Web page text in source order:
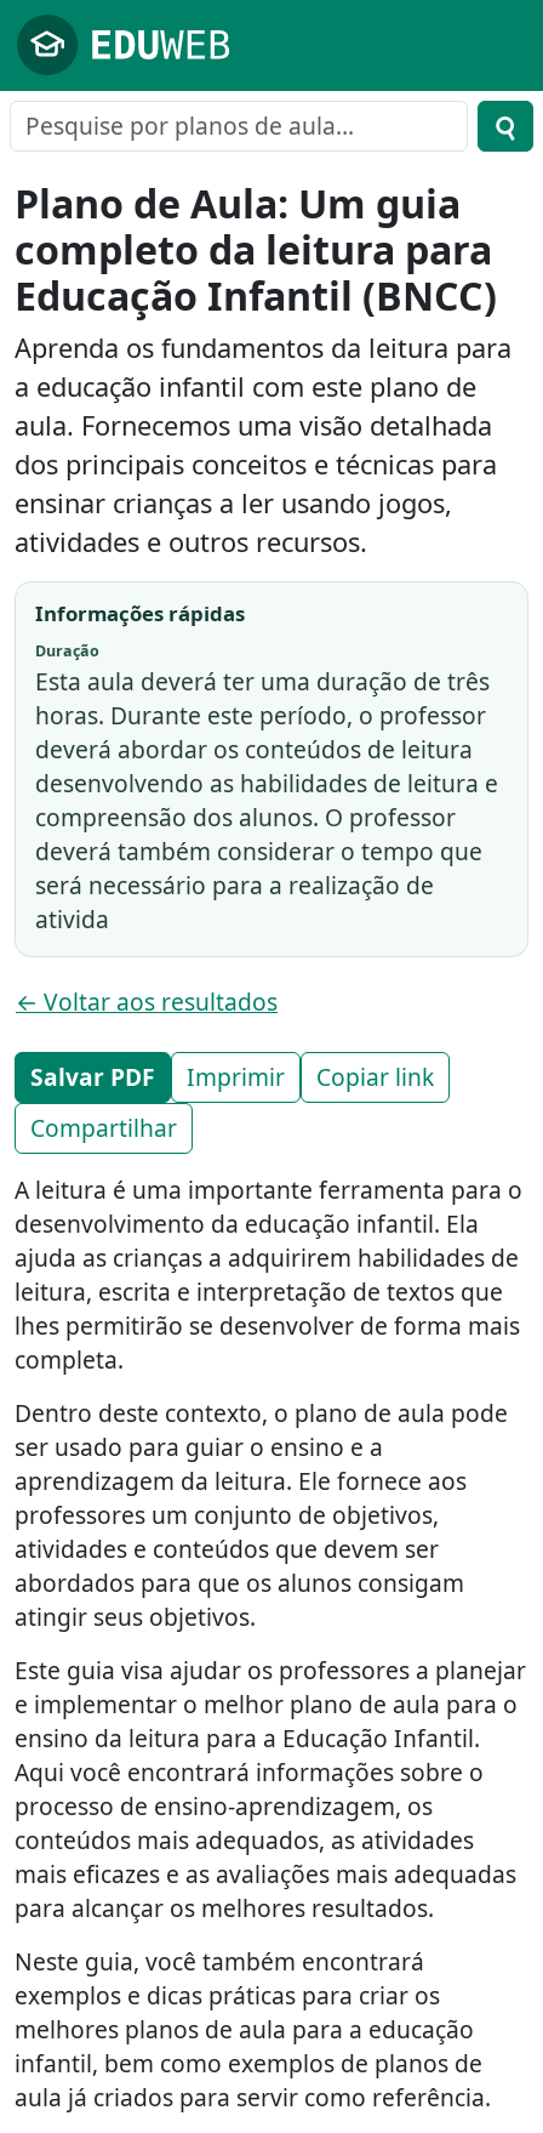
Pular para o conteúdo principal
Plano de Aula: Um guia
completo da leitura para
Educação Infantil (BNCC)
Aprenda os fundamentos da leitura para
a educação infantil com este plano de
aula. Fornecemos uma visão detalhada
dos principais conceitos e técnicas para
ensinar crianças a ler usando jogos,
atividades e outros recursos.
Informações rápidas
Duração
Esta aula deverá ter uma duração de três
horas. Durante este período, o professor
deverá abordar os conteúdos de leitura
desenvolvendo as habilidades de leitura e
compreensão dos alunos. O professor
deverá também considerar o tempo que
será necessário para a realização de
ativida
← Voltar aos resultados
Salvar PDF Imprimir
Copiar link
Compartilhar
A leitura é uma importante ferramenta para o
desenvolvimento da educação infantil. Ela
ajuda as crianças a adquirirem habilidades de
leitura, escrita e interpretação de textos que
lhes permitirão se desenvolver de forma mais
completa.
Dentro deste contexto, o plano de aula pode
ser usado para guiar o ensino e a
aprendizagem da leitura. Ele fornece aos
professores um conjunto de objetivos,
atividades e conteúdos que devem ser
abordados para que os alunos consigam
atingir seus objetivos.
Este guia visa ajudar os professores a planejar
e implementar o melhor plano de aula para o
ensino da leitura para a Educação Infantil.
Aqui você encontrará informações sobre o
processo de ensino-aprendizagem, os
conteúdos mais adequados, as atividades
mais eficazes e as avaliações mais adequadas
para alcançar os melhores resultados.
Neste guia, você também encontrará
exemplos e dicas práticas para criar os
melhores planos de aula para a educação
infantil, bem como exemplos de planos de
aula já criados para servir como referência.